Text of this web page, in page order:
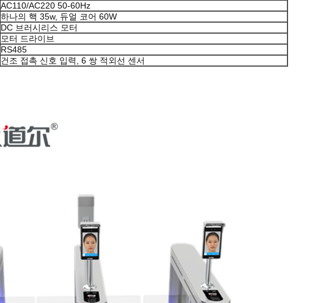
AC110/AC220 50-60Hz
하나의 핵 35w, 듀얼 코어 60W
DC 브러시리스 모터
모터 드라이브
RS485
건조 접촉 신호 입력, 6 쌍 적외선 센서